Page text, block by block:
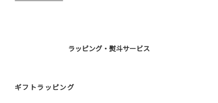
ラッピング・熨斗サービス
ギフトラッピング